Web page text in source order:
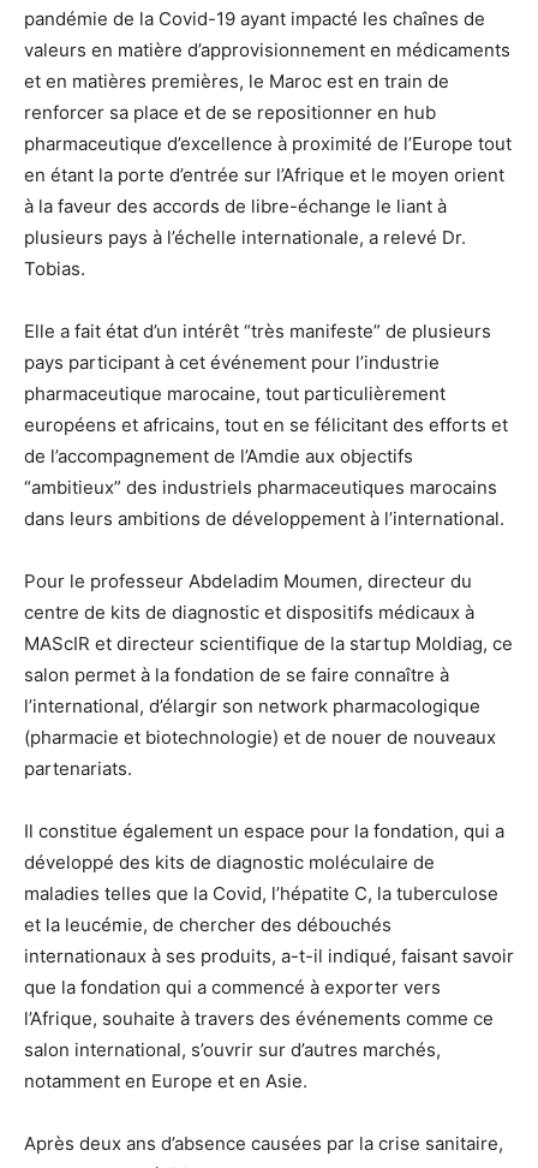
pandémie de la Covid-19 ayant impacté les chaînes de
valeurs en matière d’approvisionnement en médicaments
et en matières premières, le Maroc est en train de
renforcer sa place et de se repositionner en hub
pharmaceutique d’excellence à proximité de l’Europe tout
en étant la porte d’entrée sur l’Afrique et le moyen orient
à la faveur des accords de libre-échange le liant à
plusieurs pays à l’échelle internationale, a relevé Dr.
Tobias.
Elle a fait état d’un intérêt “très manifeste” de plusieurs
pays participant à cet événement pour l’industrie
pharmaceutique marocaine, tout particulièrement
européens et africains, tout en se félicitant des efforts et
de l’accompagnement de l’Amdie aux objectifs
“ambitieux” des industriels pharmaceutiques marocains
dans leurs ambitions de développement à l’international.
Pour le professeur Abdeladim Moumen, directeur du
centre de kits de diagnostic et dispositifs médicaux à
MAScIR et directeur scientifique de la startup Moldiag, ce
salon permet à la fondation de se faire connaître à
l’international, d’élargir son network pharmacologique
(pharmacie et biotechnologie) et de nouer de nouveaux
partenariats.
Il constitue également un espace pour la fondation, qui a
développé des kits de diagnostic moléculaire de
maladies telles que la Covid, l’hépatite C, la tuberculose
et la leucémie, de chercher des débouchés
internationaux à ses produits, a-t-il indiqué, faisant savoir
que la fondation qui a commencé à exporter vers
l’Afrique, souhaite à travers des événements comme ce
salon international, s’ouvrir sur d’autres marchés,
notamment en Europe et en Asie.
Après deux ans d’absence causées par la crise sanitaire,